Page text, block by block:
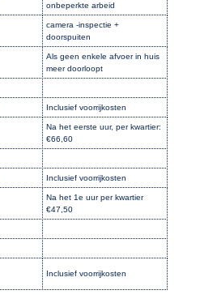
onbeperkte arbeid
camera -inspectie +
doorspuiten
Als geen enkele afvoer in huis
meer doorloopt
Inclusief voorrijkosten
Na het eerste uur, per kwartier:
€66,60
Inclusief voorrijkosten
Na het 1e uur per kwartier
€47,50
Inclusief voorrijkosten